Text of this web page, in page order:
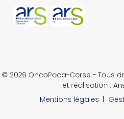
© 2026 OncoPaca-Corse - Tous
et réalisation :
Mentions légales